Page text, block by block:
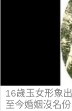
16歲玉女形象
至今婚姻沒名份